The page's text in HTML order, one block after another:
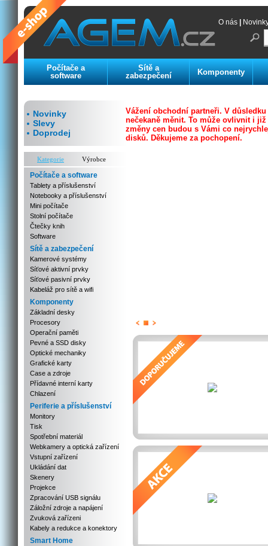
O nás
Počítače a
software
Sítě a
zabezpečení
Komponenty
Novinky
Slevy
Doprodej
Kategorie Výrobce
Počítače a software
Tablety a příslušenství
Notebooky a příslušenství
Mini počítače
Stolní počítače
Čtečky knih
Software
Sítě a zabezpečení
Kamerové systémy
Síťové aktivní prvky
Síťové pasivní prvky
Kabeláž pro sítě a wifi
Komponenty
Základní desky
Procesory
Operační paměti
Pevné a SSD disky
Optické mechaniky
Grafické karty
Case a zdroje
Přídavné interní karty
Chlazení
Periferie a příslušenství
Monitory
Tisk
Spotřební materiál
Webkamery a optická zařízení
Vstupní zařízení
Ukládání dat
Skenery
Projekce
Zpracování USB signálu
Záložní zdroje a napájení
Zvuková zařízeni
Kabely a redukce a konektory
Smart Home
Vážení obchodní partneři. V
nečekaně měnit. To může ovlivnit i
změny cen budou s Vámi co
disků. Děkujeme za pochopení.
Previous
Next
Stop